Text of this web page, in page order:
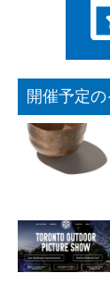
開催予定の